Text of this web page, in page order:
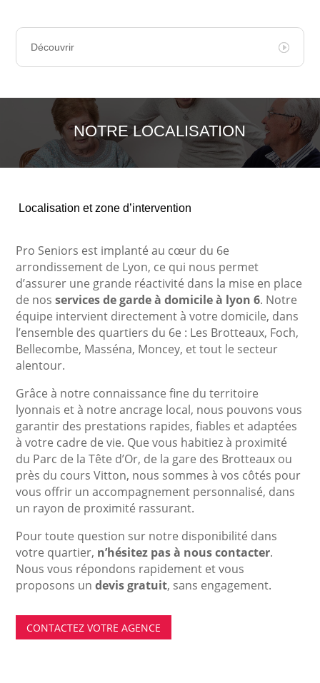
Découvrir
NOTRE LOCALISATION
Localisation et zone d’intervention
Pro Seniors est implanté au cœur du 6e
arrondissement de Lyon, ce qui nous permet
d’assurer une grande réactivité dans la mise en place
de nosservices de garde à domicile à lyon 6. Notre
équipe intervient directement à votre domicile, dans
l’ensemble des quartiers du 6e : Les Brotteaux, Foch,
Bellecombe, Masséna, Moncey, et tout le secteur
alentour.
Grâce à notre connaissance fine du territoire
lyonnais et à notre ancrage local, nous pouvons vous
garantir des prestations rapides, fiables et adaptées
à votre cadre de vie. Que vous habitiez à proximité
du Parc de la Tête d’Or, de la gare des Brotteaux ou
près du cours Vitton, nous sommes à vos côtés pour
vous offrir un accompagnement personnalisé, dans
un rayon de proximité rassurant.
Pour toute question sur notre disponibilité dans
votre quartier, n’hésitez pas à nous contacter.
Nous vous répondons rapidement et vous
proposons undevis gratuit, sans engagement.
CONTACTEZ VOTRE AGENCE